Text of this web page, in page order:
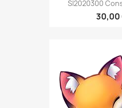
SI2020300
30,00